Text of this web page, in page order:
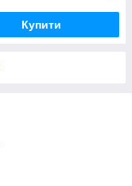
Купити